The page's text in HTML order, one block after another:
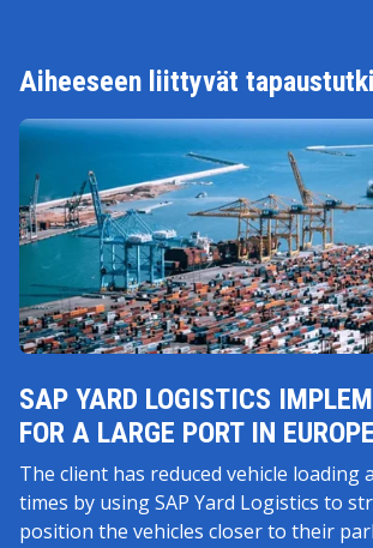
Aiheeseen liittyvät
SAP YARD LOGISTICS
FOR A LARGE PORT IN EUROPE
The client has reduced vehicle loading
times by using SAP Yard Logistics to
position the vehicles closer to their